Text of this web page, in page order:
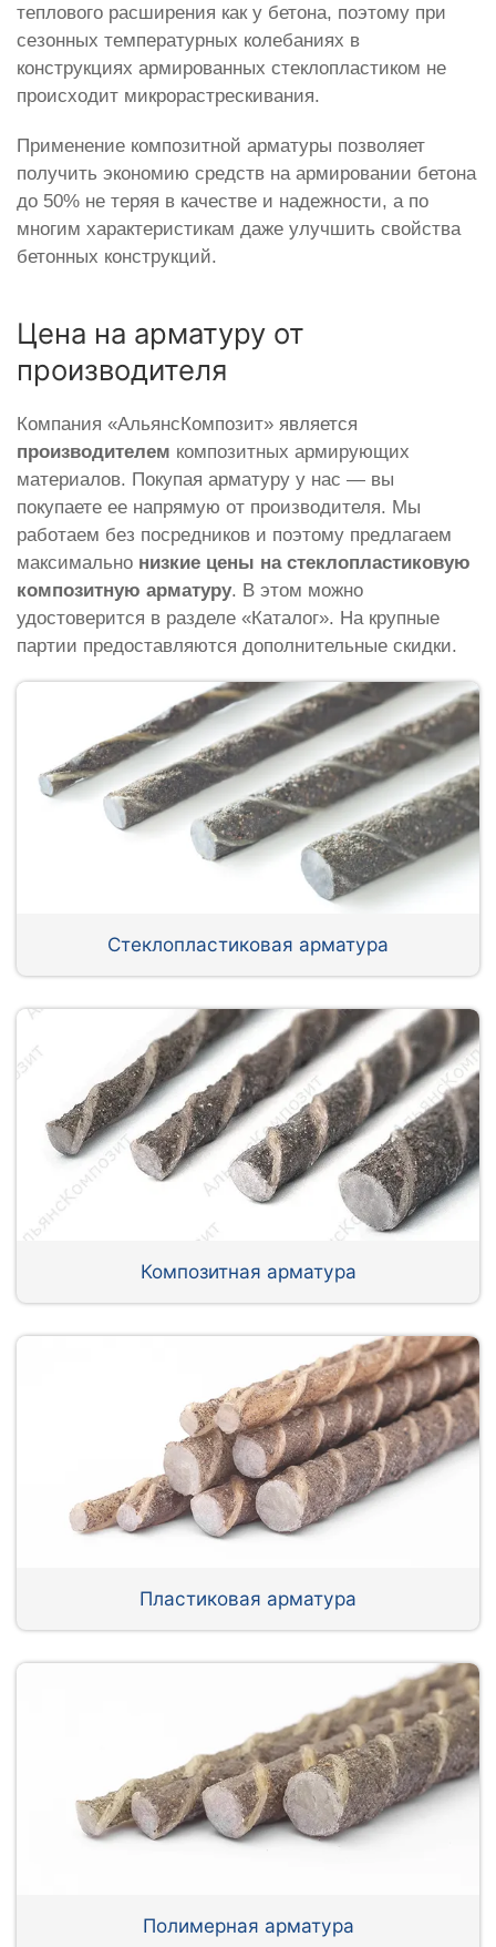
теплового расширения как у бетона, поэтому при
сезонных температурных колебаниях в
конструкциях армированных стеклопластиком не
происходит микрорастрескивания.
Применение композитной арматуры позволяет
получить экономию средств на армировании бетона
до 50% не теряя в качестве и надежности, а по
многим характеристикам даже улучшить свойства
бетонных конструкций.
Цена на арматуру от
производителя
Компания «АльянсКомпозит» является
производителем композитных армирующих
материалов. Покупая арматуру у нас — вы
покупаете ее напрямую от производителя. Мы
работаем без посредников и поэтому предлагаем
максимально низкие цены на стеклопластиковую
композитную арматуру. В этом можно
удостоверится в разделе «Каталог». На крупные
партии предоставляются дополнительные скидки.
Стеклопластиковая арматура
Композитная арматура
Пластиковая арматура
Полимерная арматура